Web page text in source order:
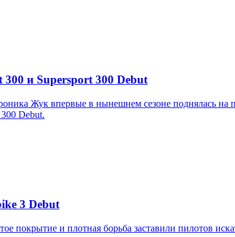
и Supersport 300 Debut
Жук впервые в нынешнем сезоне поднялась на
Debut.
3 Debut
покрытие и плотная борьба заставили пилотов